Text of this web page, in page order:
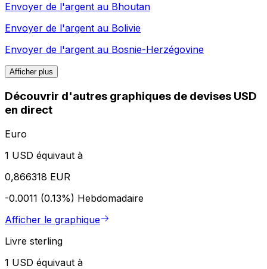
Envoyer de l'argent au Bhoutan
Envoyer de l'argent au Bolivie
Envoyer de l'argent au Bosnie-Herzégovine
Afficher plus
Découvrir d'autres graphiques de devises USD
en direct
Euro
1 USD équivaut à
0,866318 EUR
-0.0011 (0.13%) Hebdomadaire
Afficher le graphique
Livre sterling
1 USD équivaut à